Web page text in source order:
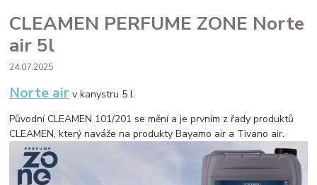
CLEAMEN PERFUME ZONE Norte
air 5l
24.07.2025
Norte air v kanystru 5 l.
Původní CLEAMEN 101/201 se mění a je prvním z řady produktů
CLEAMEN, který naváže na produkty Bayamo air a Tivano air.